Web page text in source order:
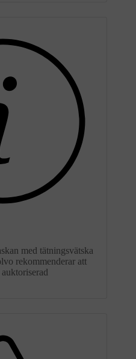
med tätningsvätska
rekommenderar att